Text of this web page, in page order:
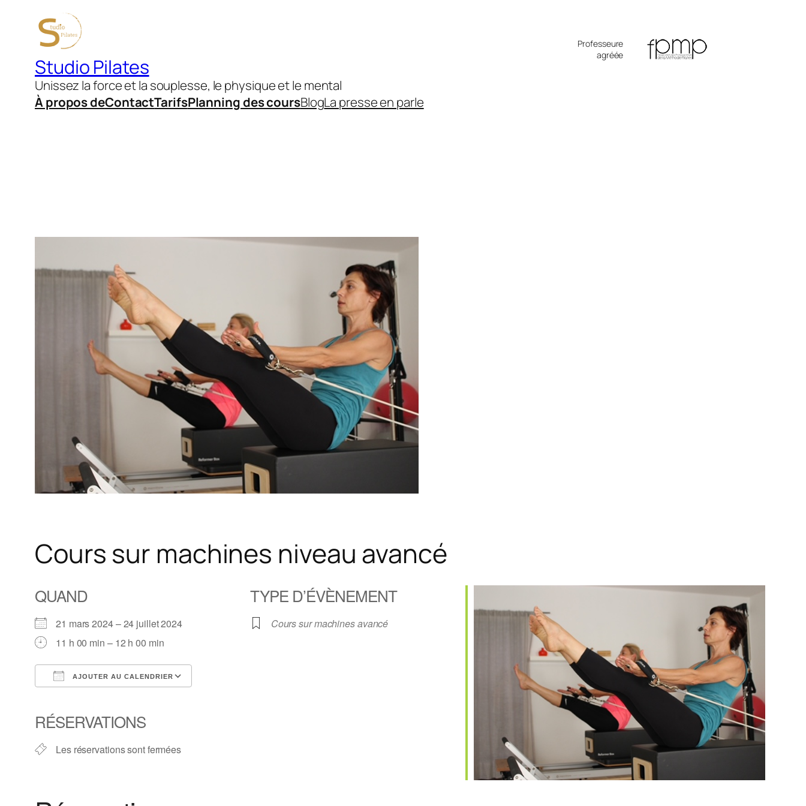
contenu
Studio Pilates
Unissez la force et la souplesse, le physique et le mental
Professeure
agréée
À propos deContactTarifsPlanning des coursBlogLa presse en parle
Cours sur machines niveau avancé
QUAND
21 mars 2024 – 24 juillet 2024
11 h 00 min – 12 h 00 min
AJOUTER AU CALENDRIER
Office 365 Outlook Live
RÉSERVATIONS
Les réservations sont fermées
TYPE D’ÉVÈNEMENT
Cours sur machines avancé